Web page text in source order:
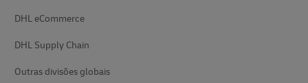
DHL eCommerce
DHL Supply Chain
Outras divisões globais